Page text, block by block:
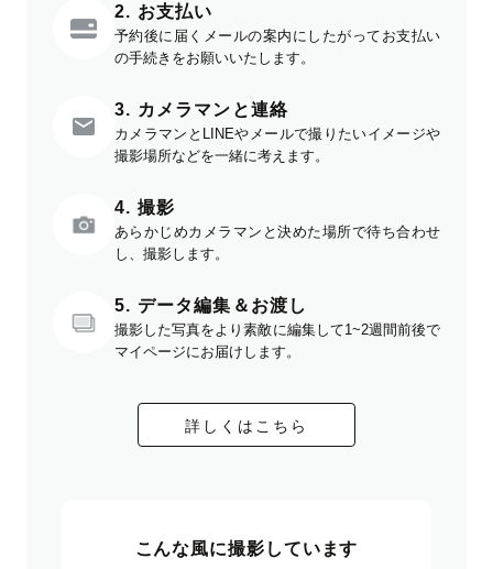
2. お支払い
予約後に届くメールの案内にしたがってお支払い
の手続きをお願いいたします。
3. カメラマンと連絡
カメラマンとLINEやメールで撮りたいイメージや
撮影場所などを一緒に考えます。
4. 撮影
あらかじめカメラマンと決めた場所で待ち合わせ
し、撮影します。
5. データ編集＆お渡し
撮影した写真をより素敵に編集して1~2週間前後で
マイページにお届けします。
詳しくはこちら
こんな風に撮影しています